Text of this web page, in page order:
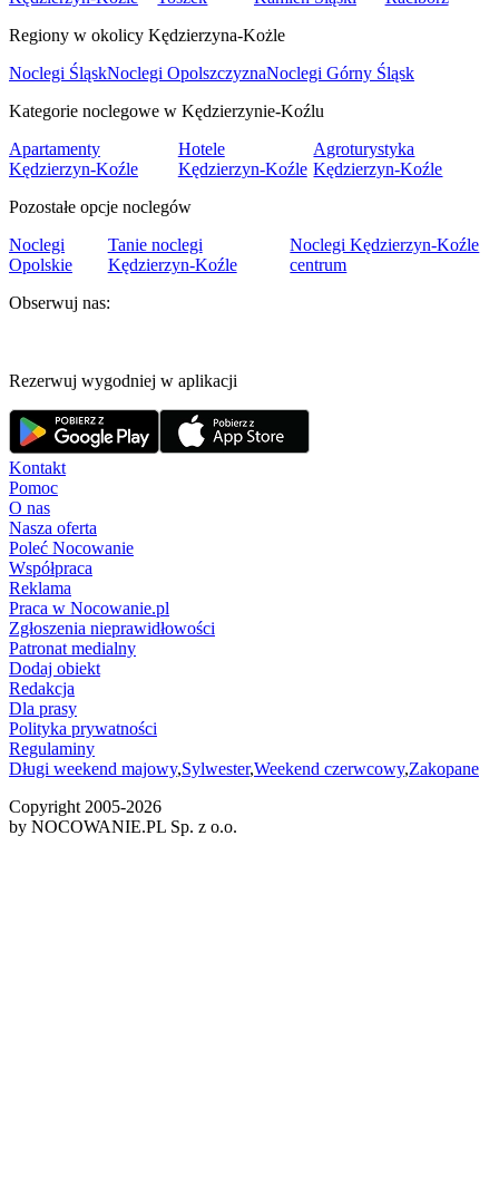
Regiony w okolicy Kędzierzyna-Kożle
Noclegi ŚląskNoclegi OpolszczyznaNoclegi Górny Śląsk
Kategorie noclegowe w Kędzierzynie-Koźlu
Apartamenty
Kędzierzyn-Koźle
Hotele
Kędzierzyn-Koźle
Agroturystyka
Kędzierzyn-Koźle
Pozostałe opcje noclegów
Noclegi
Opolskie
Tanie noclegi
Kędzierzyn-Koźle
Noclegi Kędzierzyn-Koźle
centrum
Obserwuj nas:
Rezerwuj wygodniej w aplikacji
Kontakt
Pomoc
O nas
Nasza oferta
Poleć Nocowanie
Współpraca
Reklama
Praca w Nocowanie.pl
Zgłoszenia nieprawidłowości
Patronat medialny
Dodaj obiekt
Redakcja
Dla prasy
Polityka prywatności
Regulaminy
Długi weekend majowy,Sylwester,Weekend czerwcowy,Zakopane
Copyright 2005-2026
by NOCOWANIE.PL Sp. z o.o.